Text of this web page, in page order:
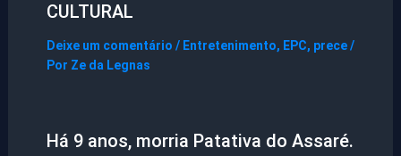
CULTURAL
Deixe um comentário / Entretenimento, EPC, prece/
Por Ze da Legnas
Há 9 anos, morria Patativa do Assaré.